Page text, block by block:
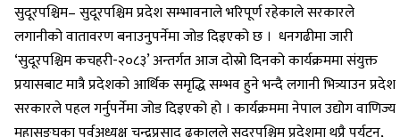
सुदूरपश्चिम– सुदूरपश्चिम प्रदेश सम्भावनाले भरिपूर्ण रहेकाले सरकारले
लगानीको वातावरण बनाउनुपर्नेमा जोड दिइएको छ । धनगढीमा जारी
‘सुदूरपश्चिम कचहरी-२०८३’ अन्तर्गत आज दोस्रो दिनको कार्यक्रममा संयुक्त
प्रयासबाट मात्रै प्रदेशको आर्थिक समृद्धि सम्भव हुने भन्दै लगानी भित्र्याउन प्रदेश
सरकारले पहल गर्नुपर्नेमा जोड दिइएको हो । कार्यक्रममा नेपाल उद्योग वाणिज्य